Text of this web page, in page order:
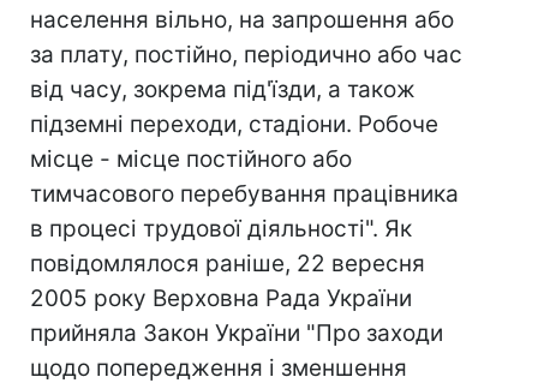
населення вільно, на запрошення або
за плату, постійно, періодично або час
від часу, зокрема під'їзди, а також
підземні переходи, стадіони. Робоче
місце - місце постійного або
тимчасового перебування працівника
в процесі трудової діяльності". Як
повідомлялося раніше, 22 вересня
2005 року Верховна Рада України
прийняла Закон України "Про заходи
щодо попередження і зменшення